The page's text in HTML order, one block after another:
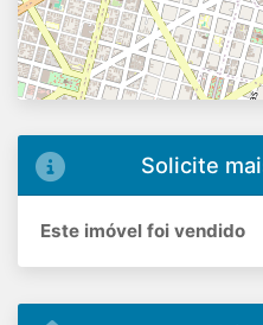
Solicite
Este imóvel foi vendido